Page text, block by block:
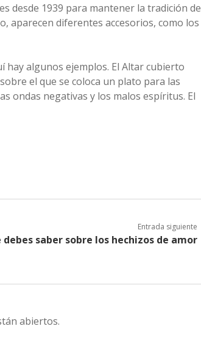
desde 1939 para mantener la tradición de
aparecen diferentes accesorios, como los
hay algunos ejemplos. El Altar cubierto
el que se coloca un plato para las
ondas negativas y los malos espíritus. El
Entrada siguiente
debes saber sobre los hechizos de amor
abiertos.